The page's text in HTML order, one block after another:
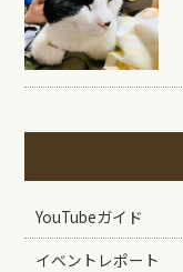
YouTubeガイド
イベントレポート